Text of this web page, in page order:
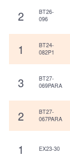
2
BT26-
096
1
BT24-
082P1
3
BT27-
069PARA
2
BT27-
067PARA
1 EX23-30